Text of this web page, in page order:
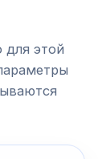
для этой